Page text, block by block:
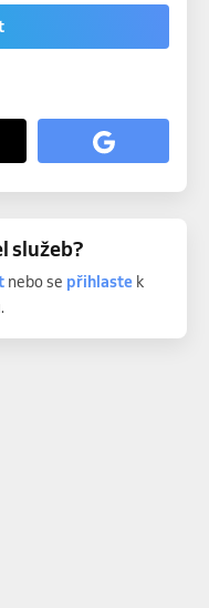
služeb?
nebo se přihlastek